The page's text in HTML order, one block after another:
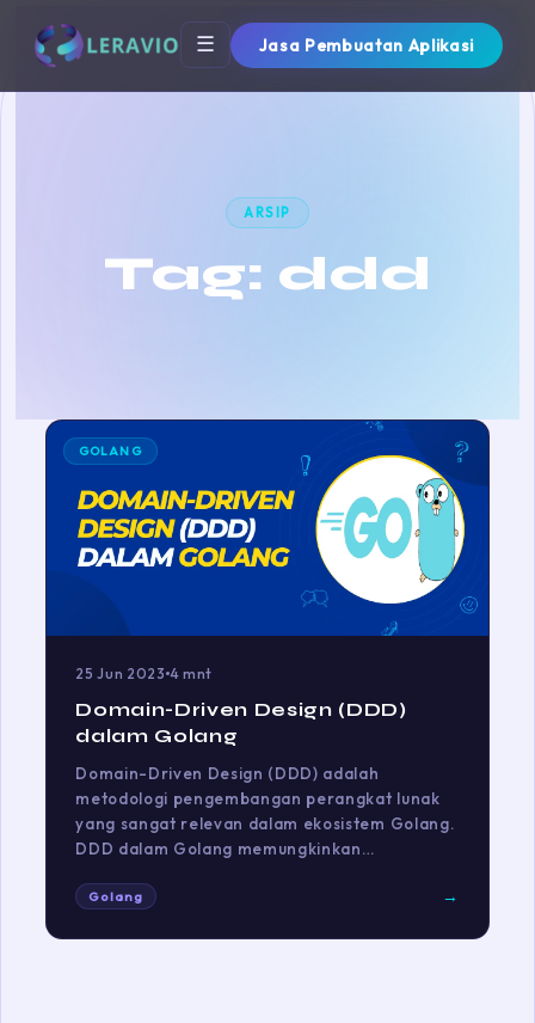
☰ Jasa Pembuatan Aplikasi
ARSIP
Tag: ddd
GOLANG
25 Jun 2023 4 mnt
Domain-Driven Design (DDD)
dalam Golang
Domain-Driven Design (DDD) adalah
metodologi pengembangan perangkat lunak
yang sangat relevan dalam ekosistem Golang.
DDD dalam Golang memungkinkan…
Golang →